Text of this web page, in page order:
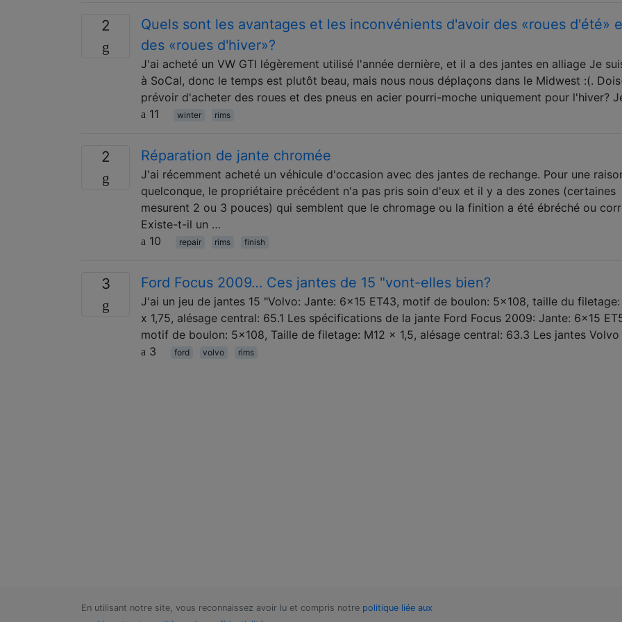
2
Quels sont les avantages et les inconvénients d'avoir des «roues d'été»
des «roues d'hiver»?
J'ai acheté un VW GTI légèrement utilisé l'année dernière, et il a des jantes en alliage Je
à SoCal, donc le temps est plutôt beau, mais nous nous déplaçons dans le Midwest :(.
prévoir d'acheter des roues et des pneus en acier pourri-moche uniquement pour l'hiver?
11
winter rims
2 Réparation de jante chromée
J'ai récemment acheté un véhicule d'occasion avec des jantes de rechange. Pour une
quelconque, le propriétaire précédent n'a pas pris soin d'eux et il y a des zones (certaines
mesurent 2 ou 3 pouces) qui semblent que le chromage ou la finition a été ébréché ou
Existe-t-il un …
10
repair rims finish
3 Ford Focus 2009… Ces jantes de 15 "vont-elles bien?
J'ai un jeu de jantes 15 "Volvo: Jante: 6x15 ET43, motif de boulon: 5x108, taille du filetage:
x 1,75, alésage central: 65.1 Les spécifications de la jante Ford Focus 2009: Jante: 6x15
motif de boulon: 5x108, Taille de filetage: M12 x 1,5, alésage central: 63.3 Les jantes
3
ford volvo rims
En utilisant notre site, vous reconnaissez avoir lu et compris notre politique liée aux